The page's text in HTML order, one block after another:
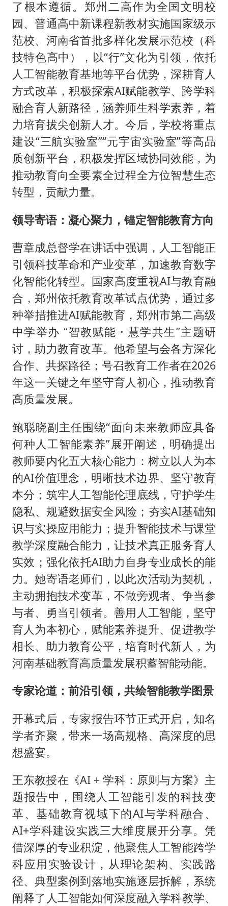
了根本遵循。郑州二高作为全国文明校
园、普通高中新课程新教材实施国家级示
范校、河南省首批多样化发展示范校（科
技特色高中），以“行”文化为引领，依托
人工智能教育基地等平台优势，深耕育人
方式改革，积极探索AI赋能教学、跨学科
融合育人新路径，涵养师生科学素养，着
力培育拔尖创新人才。今后，学校将重点
建设“三航实验室”“元宇宙实验室”等高品
质创新平台，积极发挥区域协同效能，为
推动教育向全要素全过程全方位智慧生态
转型，贡献力量。
领导寄语：凝心聚力，锚定智能教育方向
曹章成总督学在讲话中强调，人工智能正
引领科技革命和产业变革，加速教育数字
化智能化转型。国家高度重视AI与教育融
合，郑州依托教育改革试点优势，通过多
种举措推进AI赋能教育，郑州市第二高级
中学举办 “智教赋能・慧学共生”主题研
讨，助力教育改革。他希望与会各方深化
合作、共探路径；号召教育工作者在2026
年这一关键之年坚守育人初心，推动教育
高质量发展。
鲍聪晓副主任围绕“面向未来教师应具备
何种人工智能素养”展开阐述，明确提出
教师要内化五大核心能力：树立以人为本
的AI价值理念，明晰技术边界、坚守教育
本分；筑牢人工智能伦理底线，守护学生
隐私、规避数据安全风险；夯实AI基础知
识与实操应用能力；提升智能技术与课堂
教学深度融合能力，让技术真正服务育人
实效；强化依托AI助力自身专业成长的能
力。她寄语老师们，以此次活动为契机，
主动拥抱技术变革，不做旁观者、争当参
与者、勇当引领者。善用人工智能，坚守
育人为本初心，赋能素养提升、促进教学
相长、助力教育公平，培育时代新人，为
河南基础教育高质量发展积蓄智能动能。
专家论道：前沿引领，共绘智能教学图景
开幕式后，专家报告环节正式开启，知名
学者齐聚，带来一场高规格、高深度的思
想盛宴。
王东教授在《AI + 学科：原则与方案》主
题报告中，围绕人工智能引发的科技变
革、基础教育视域下的AI与学科融合、
AI+学科建设实践三大维度展开分享。凭
借深厚的专业积淀，他聚焦人工智能跨学
科应用实验设计，从理论架构、实践路
径、典型案例到落地实施逐层拆解，系统
阐释了人工智能如何深度融入学科教学、